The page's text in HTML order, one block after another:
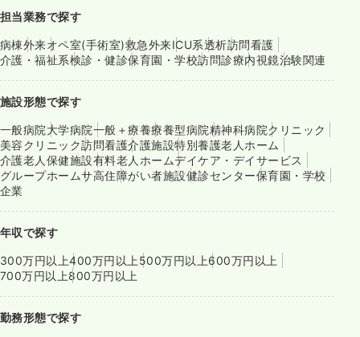
担当業務で探す
病棟外来オペ室(手術室)救急外来ICU系透析訪問看護
介護・福祉系検診・健診保育園・学校訪問診療内視鏡治験関連
施設形態で探す
一般病院大学病院一般＋療養療養型病院精神科病院クリニック
美容クリニック訪問看護介護施設特別養護老人ホーム
介護老人保健施設有料老人ホームデイケア・デイサービス
グループホームサ高住障がい者施設健診センター保育園・学校
企業
年収で探す
300万円以上400万円以上 500万円以上600万円以上
700万円以上800万円以上
勤務形態で探す